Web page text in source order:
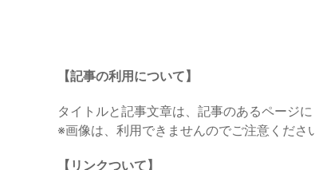
【記事の利用について】
タイトルと記事文章は、記事のあるページ
※画像は、利用できませんのでご注意くださ
【リンクついて】